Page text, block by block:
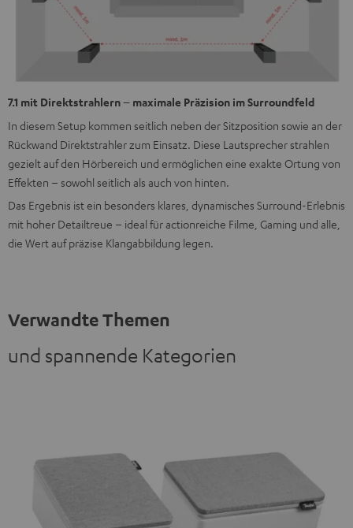
7.1 mit Direktstrahlern – maximale Präzision im Surroundfeld
In diesem Setup kommen seitlich neben der Sitzposition sowie an der
Rückwand Direktstrahler zum Einsatz. Diese Lautsprecher strahlen
gezielt auf den Hörbereich und ermöglichen eine exakte Ortung von
Effekten – sowohl seitlich als auch von hinten.
Das Ergebnis ist ein besonders klares, dynamisches Surround-Erlebnis
mit hoher Detailtreue – ideal für actionreiche Filme, Gaming und alle,
die Wert auf präzise Klangabbildung legen.
Verwandte Themen
und spannende Kategorien